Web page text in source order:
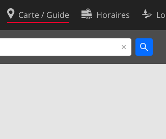
Carte / Guide Horaires
Politique